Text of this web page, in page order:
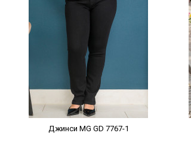
Джинси MG GD 7767-1